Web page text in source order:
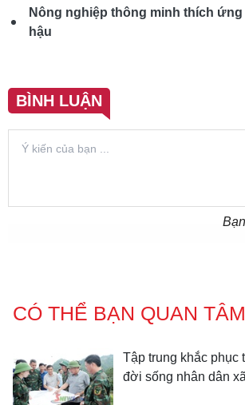
Nông nghiệp thông minh thích
hậu
BÌNH LUẬN
CÓ THỂ BẠN QUAN TÂM
Tập trung khắc phục
đời sống nhân dân